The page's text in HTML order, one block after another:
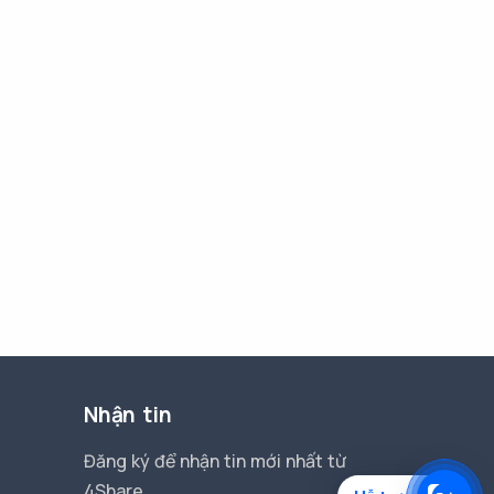
Nhận tin
Đăng ký để nhận tin mới nhất từ